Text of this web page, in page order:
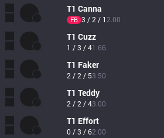
T1 Canna
FB 3 / 2 / 1 2.00
T1 Cuzz
1 / 3 / 41.66
T1 Faker
2 / 2 / 53.50
T1 Teddy
2 / 2 / 43.00
T1 Effort
0 / 3 / 62.00